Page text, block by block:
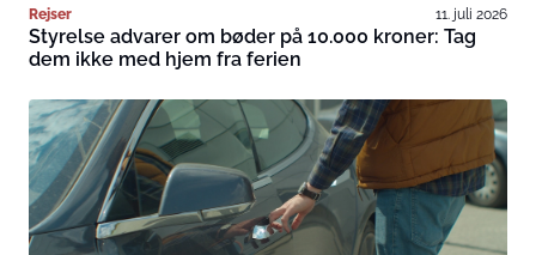
Rejser 11. juli 2026
Styrelse advarer om bøder på 10.000 kroner: Tag
dem ikke med hjem fra ferien